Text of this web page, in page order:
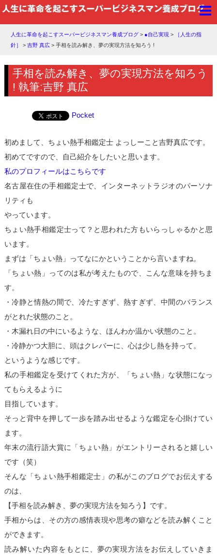
人生に革命を起こすスーパービジネスマン養成ブログ > ●自己実現 >
［人生の指
針］
>吉野 真広 >手相を読み解き、夢の実現方法を知ろう !
手相を読み解き、夢の実現方法を知ろう
! 執筆:吉野 真広
Pocket
初めまして、ちょい熱手相鑑定士 よっしーこと吉野真広です。
初めてですので、自己紹介をしたいと思います。
私のプロフィールはこちらです
名古屋在住の手相鑑定士で、インターネットラジオのパーソナ
リティも
やっています。
ちょい熱手相鑑定士って？と思われた方もいらっしゃるかと思
います。
まずは「ちょい熱」ってなにかということから言いますね。
「ちょい熱」ってのは私が考えたもので、こんな意味を持ちま
す。
・冷静と情熱の間で、冷たすぎず、熱すぎず、中間のバランス
がとれた状態のこと。
・木漏れ日の中にいるような、ほんわか温かい状態のこと。
・冷静かつ大胆に、頭はクレバーに、心は少し熱を持って。
というような感じです。
私の手相鑑定を受けてくれた方が、「ちょい熱」な状態になっ
てもらえるように
目指しています。
そっと背中を押して一歩を踏み出せるような鑑定を心掛けてい
ます。
年末の流行語大賞に「ちょい熱」がエントリーされると嬉しい
です（笑）
そんな「ちょい熱手相鑑定士」の私がこのブログでお伝えする
のは、
【手相を読み解き、夢の実現方法を知ろう】です。
手相からは、その方の感情表現や思考の癖などを読み解くこと
ができます。
読み解いた内容をもとに、夢の実現方法をお伝えしていきま